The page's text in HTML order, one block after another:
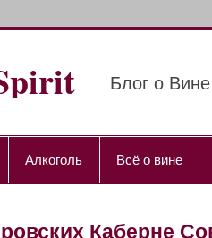
Блог о
Алкоголь Всё о вине
Каберне